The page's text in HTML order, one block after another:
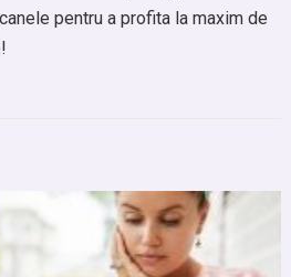
pentru a profita la maxim de